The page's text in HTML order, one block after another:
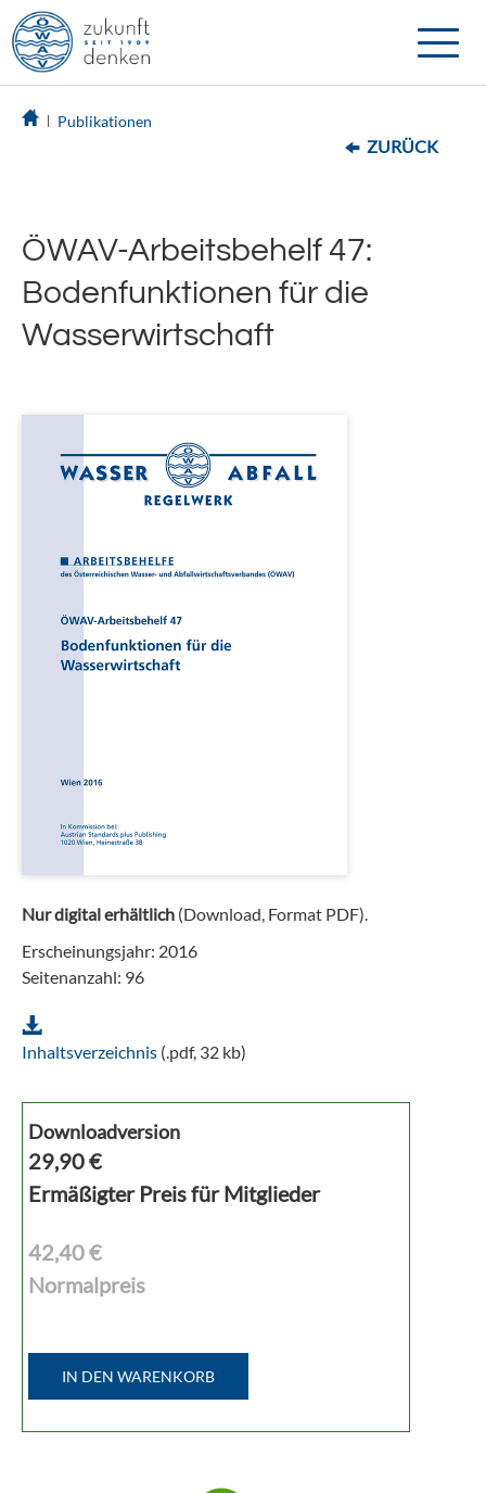
Toggle
Publikationen
ZURÜCK
ÖWAV-Arbeitsbehelf 47:
Bodenfunktionen für die
Wasserwirtschaft
Nur digital erhältlich (Download, Format PDF).
Erscheinungsjahr: 2016
Seitenanzahl: 96
Inhaltsverzeichnis (.pdf, 32 kb)
Downloadversion
29,90€
Ermäßigter Preis für Mitglieder
42,40 €
Normalpreis
IN DEN WARENKORB